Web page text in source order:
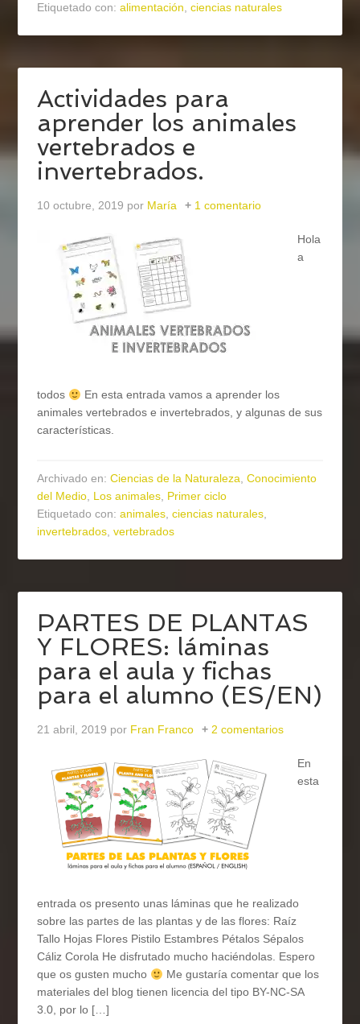
Etiquetado con:alimentación,ciencias naturales
Actividades para
aprender los animales
vertebrados e
invertebrados.
10 octubre, 2019 por María 1 comentario
Hola
a
todos
En esta entrada vamos a aprender los
animales vertebrados e invertebrados, y algunas de sus
características.
Archivado en:Ciencias de la Naturaleza,Conocimiento
del Medio, Los animales, Primer ciclo
Etiquetado con:animales,ciencias naturales,
invertebrados,vertebrados
PARTES DE PLANTAS
Y FLORES: láminas
para el aula y fichas
para el alumno (ES/EN)
21 abril, 2019 por Fran Franco 2 comentarios
En
esta
entrada os presento unas láminas que he realizado
sobre las partes de las plantas y de las flores: Raíz
Tallo Hojas Flores Pistilo Estambres Pétalos Sépalos
Cáliz Corola He disfrutado mucho haciéndolas. Espero
que os gusten mucho
Me gustaría comentar que los
materiales del blog tienen licencia del tipo BY-NC-SA
3.0, por lo […]